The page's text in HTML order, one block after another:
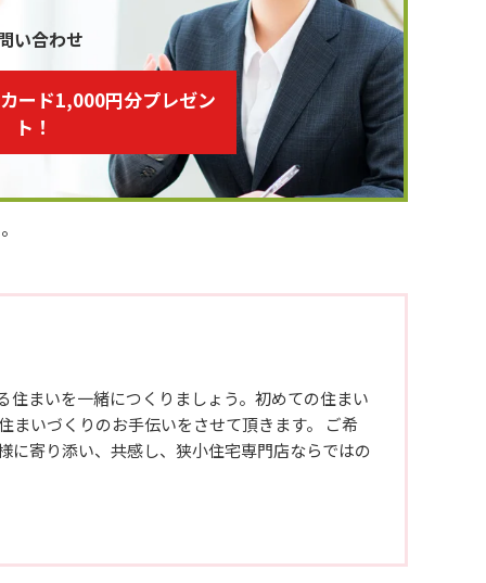
い合わせ
ード1,000円分プレゼン
ト！
まいを一緒につくりましょう。初めての住まい
まいづくりのお手伝いをさせて頂きます。 ご希
に寄り添い、共感し、狭小住宅専門店ならではの